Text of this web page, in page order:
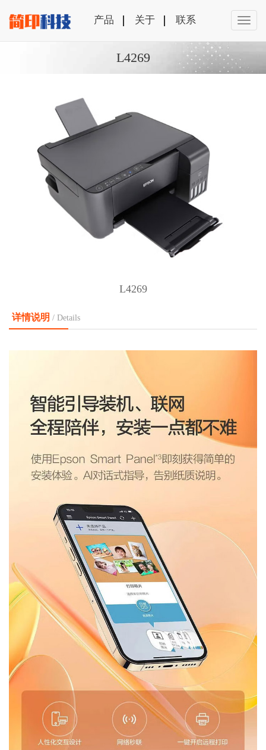
产品 关于 联系
L4269
L4269
详情说明 / Details